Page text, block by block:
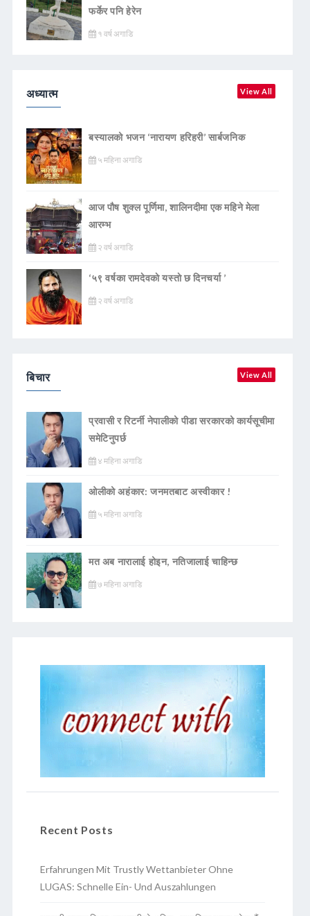
फर्केर पनि हेरेन
१ वर्ष अगाडि
अध्यात्म View All
बस्यालको भजन ‘नारायण हरिहरी’ सार्बजनिक
५ महिना अगाडि
आज पौष शुक्ल पूर्णिमा, शालिनदीमा एक महिने मेला
आरम्भ
२ वर्ष अगाडि
‘५९ वर्षका रामदेवकाे यस्ताे छ दिनचर्या ’
२ वर्ष अगाडि
बिचार View All
प्रवासी र रिटर्नी नेपालीको पीडा सरकारको कार्यसूचीमा
समेटिनुपर्छ
४ महिना अगाडि
ओलीको अहंकार: जनमतबाट अस्वीकार !
५ महिना अगाडि
मत अब नारालाई होइन, नतिजालाई चाहिन्छ
७ महिना अगाडि
Recent Posts
Erfahrungen Mit Trustly Wettanbieter Ohne
LUGAS: Schnelle Ein- Und Auszahlungen